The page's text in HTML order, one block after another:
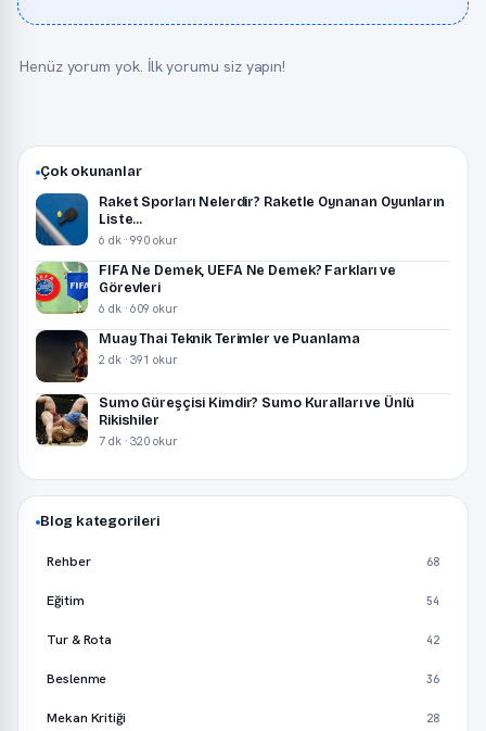
Henüz yorum yok. İlk yorumu siz yapın!
Çok okunanlar
Raket Sporları Nelerdir? Raketle Oynanan Oyunların
Liste...
6 dk · 990 okur
FIFA Ne Demek, UEFA Ne Demek? Farkları ve
Görevleri
6 dk · 609 okur
Muay Thai Teknik Terimler ve Puanlama
2 dk · 391 okur
Sumo Güreşçisi Kimdir? Sumo Kuralları ve Ünlü
Rikishiler
7 dk · 320 okur
Blog kategorileri
Rehber 68
Eğitim 54
Tur & Rota 42
Beslenme 36
Mekan Kritiği 28